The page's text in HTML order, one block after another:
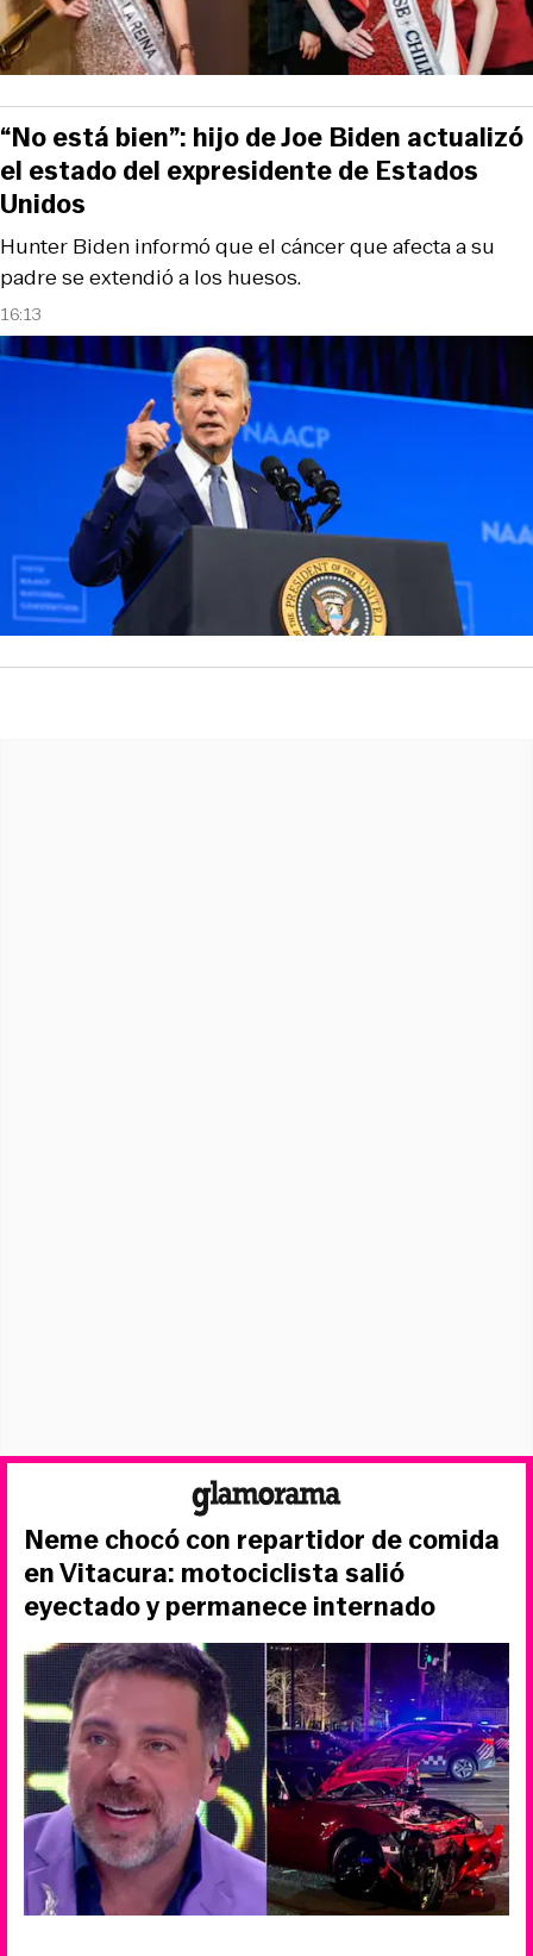
16:13
Hunter Biden informó que el cáncer que afecta a su
padre se extendió a los huesos.
“No está bien”: hijo de Joe Biden actualizó
el estado del expresidente de Estados
Unidos
Neme chocó con repartidor de comida
en Vitacura: motociclista salió
eyectado y permanece internado